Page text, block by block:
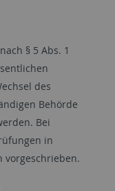
§ 5 Abs. 1
des
Behörde
Bei
in
vorgeschrieben.